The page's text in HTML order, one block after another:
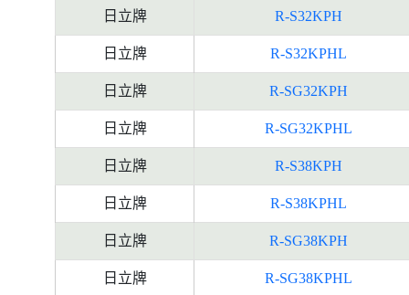
日立牌 R-S32KPH
日立牌 R-S32KPHL
日立牌 R-SG32KPH
日立牌 R-SG32KPHL
日立牌 R-S38KPH
日立牌 R-S38KPHL
日立牌 R-SG38KPH
日立牌 R-SG38KPHL